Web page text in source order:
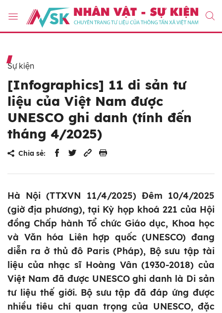
Sự kiện
[Infographics] 11 di sản tư
liệu của Việt Nam được
UNESCO ghi danh (tính đến
tháng 4/2025)
Chia sẻ:
Hà Nội (TTXVN 11/4/2025) Đêm 10/4/2025
(giờ địa phương), tại Kỳ họp khoá 221 của Hội
đồng Chấp hành Tổ chức Giáo dục, Khoa học
và Văn hóa Liên hợp quốc (UNESCO) đang
diễn ra ở thủ đô Paris (Pháp), Bộ sưu tập tài
liệu của nhạc sĩ Hoàng Vân (1930-2018) của
Việt Nam đã được UNESCO ghi danh là Di sản
tư liệu thế giới. Bộ sưu tập đã đáp ứng được
nhiều tiêu chí quan trọng của UNESCO, đặc